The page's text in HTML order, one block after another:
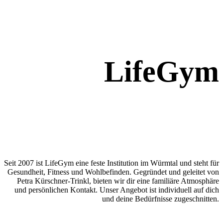
LifeGym
Seit 2007 ist LifeGym eine feste Institution im Würmtal und steht für
Gesundheit, Fitness und Wohlbefinden. Gegründet und geleitet von
Petra Kürschner-Trinkl, bieten wir dir eine familiäre Atmosphäre
und persönlichen Kontakt. Unser Angebot ist individuell auf dich
und deine Bedürfnisse zugeschnitten.